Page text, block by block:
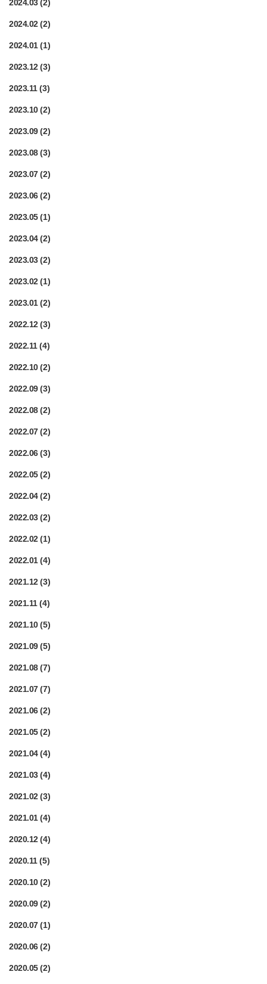
2024.03(2)
2024.02(2)
2024.01(1)
2023.12(3)
2023.11(3)
2023.10(2)
2023.09(2)
2023.08(3)
2023.07(2)
2023.06(2)
2023.05(1)
2023.04(2)
2023.03(2)
2023.02(1)
2023.01(2)
2022.12(3)
2022.11(4)
2022.10(2)
2022.09(3)
2022.08(2)
2022.07(2)
2022.06(3)
2022.05(2)
2022.04(2)
2022.03(2)
2022.02(1)
2022.01(4)
2021.12(3)
2021.11(4)
2021.10(5)
2021.09(5)
2021.08(7)
2021.07(7)
2021.06(2)
2021.05(2)
2021.04(4)
2021.03(4)
2021.02(3)
2021.01(4)
2020.12(4)
2020.11(5)
2020.10(2)
2020.09(2)
2020.07(1)
2020.06(2)
2020.05(2)